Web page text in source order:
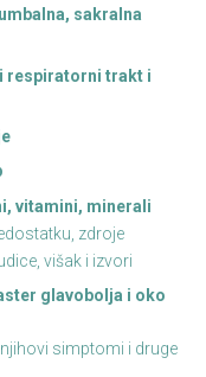
sakralna
respiratorni trakt i
vitamini, minerali
zdroje
višak i izvori
glavobolja i oko
simptomi i druge